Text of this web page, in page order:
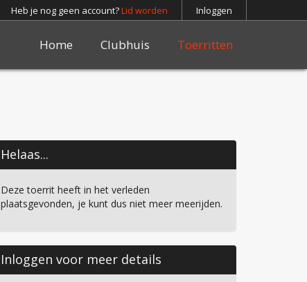
Heb je nog geen account?Lid worden Inloggen
Home Clubhuis Toerritten
Helaas...
Deze toerrit heeft in het verleden
plaatsgevonden, je kunt dus niet meer meerijden.
Inloggen voor meer details